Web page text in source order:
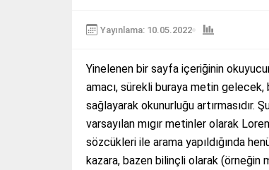
Yayınlama: 10.05.2022
Yinelenen bir sayfa içeriğinin
amacı, sürekli buraya metin gelecek,
sağlayarak okunurluğu artırmasıdır.
varsayılan mıgır metinler olarak
sözcükleri ile arama yapıldığında
kazara, bazen bilinçli olarak (örneğin